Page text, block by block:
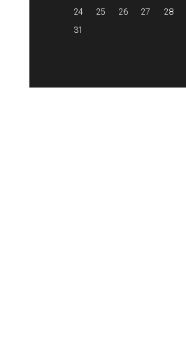
24
25 26 27 28
31